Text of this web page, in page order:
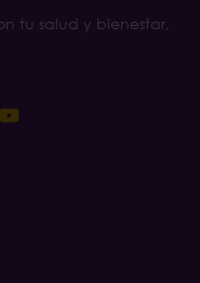
tu salud y bienestar,